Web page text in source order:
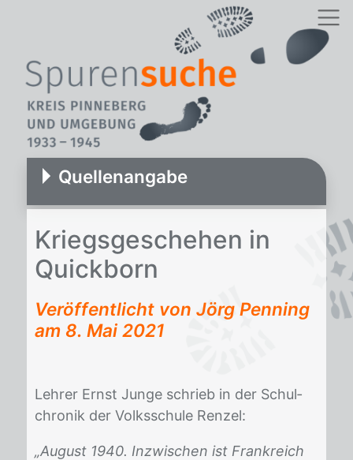
Quellenangabe
Kriegs­ge­sche­hen in
Quick­born
Veröffentlicht von Jörg Penning
am 8. Mai 2021
Leh­rer Ernst Jun­ge schrieb in der Schul­
chro­nik der Volks­schu­le Ren­zel:
„August 1940. Inzwischen ist Frankreich